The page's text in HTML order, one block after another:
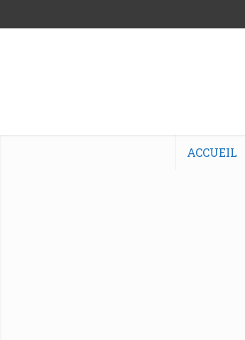
ACCUEIL